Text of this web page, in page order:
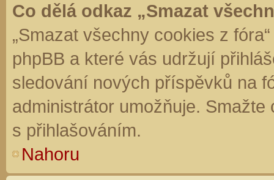
Co dělá odkaz „Smazat
„Smazat všechny cookies z
phpBB a které vás udržují
sledování nových příspěvků na
administrátor umožňuje.
s přihlašováním.
Nahoru